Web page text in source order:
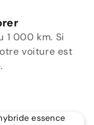
1 000 km. Si
voiture est